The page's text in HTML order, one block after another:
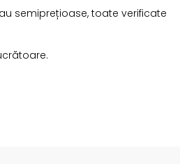
semiprețioase, toate verificate